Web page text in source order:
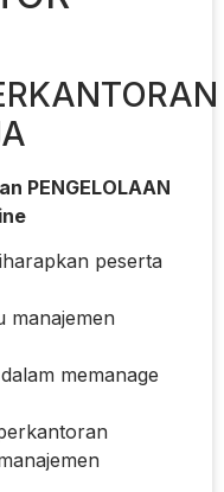
PENGELOLAAN
peserta
manajemen
memanage